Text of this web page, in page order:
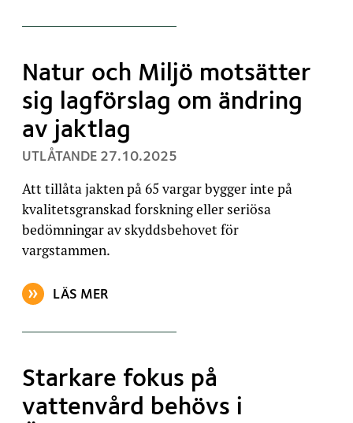
Natur och Miljö motsätter
sig lagförslag om ändring
av jaktlag
UTLÅTANDE , PUBLICERAT:
27.10.2025
Att tillåta jakten på 65 vargar bygger inte på
kvalitetsgranskad forskning eller seriösa
bedömningar av skyddsbehovet för
vargstammen.
LÄS MER
OM ARTIKELN: NATUR OCH MILJÖ MOTSÄTTER SIG
Starkare fokus på
vattenvård behövs i